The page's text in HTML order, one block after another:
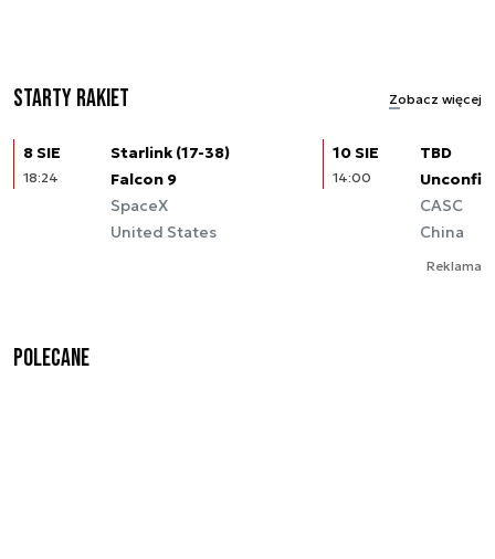
Starty rakiet Zobacz więcej
8 SIE
18:24
Starlink (17-38)
Falcon 9
SpaceX
United States
10 SIE
14:00
TBD
CASC
China
Reklama
Polecane